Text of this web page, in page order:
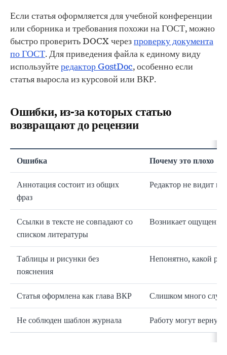
Если статья оформляется для учебной конференции
или сборника и требования похожи на ГОСТ, можно
быстро проверить DOCX черезпроверку документа
по ГОСТ. Для приведения файла к единому виду
используйтередактор GostDoc, особенно если
статья выросла из курсовой или ВКР.
Ошибки, из-за которых статью
возвращают до рецензии
Ошибка Почему это плохо
Аннотация состоит из общих
фраз
Редактор не видит
Ссылки в тексте не совпадают со
списком литературы
Возникает ощущение
Таблицы и рисунки без
пояснения
Непонятно, какой
Статья оформлена как глава ВКР Слишком много
Не соблюден шаблон журнала Работу могут